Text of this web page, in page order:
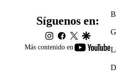
Más contenido en
Síguenos en:
instagram
facebook
twittergoogle